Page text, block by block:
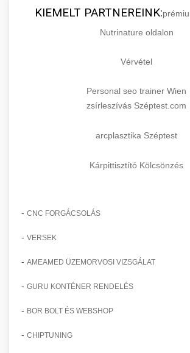
KIEMELT PARTNEREINK:
Nutrinature oldalon
Vérvétel
Personal seo trainer Wien
zsírleszívás Széptest.com
arcplasztika Széptest
Kárpittisztító Kölcsönzés
- CNC FORGÁCSOLÁS
- VERSEK
- AMEAMED ÜZEMORVOSI VIZSGÁLAT
- GURU KONTÉNER RENDELÉS
- BOR BOLT ÉS WEBSHOP
- CHIPTUNING